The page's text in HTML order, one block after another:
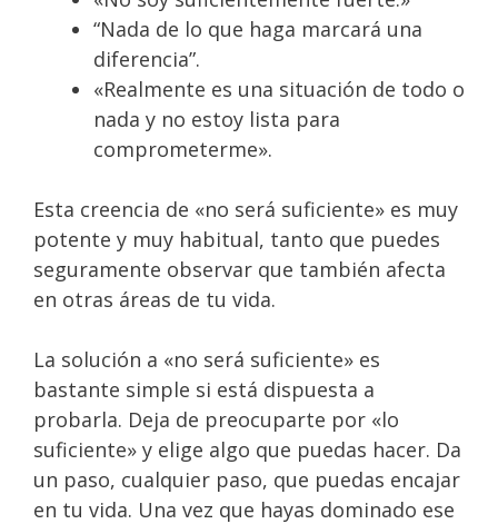
“Nada de lo que haga marcará una
diferencia”.
«Realmente es una situación de todo o
nada y no estoy lista para
comprometerme».
Esta creencia de «no será suficiente» es muy
potente y muy habitual, tanto que puedes
seguramente observar que también afecta
en otras áreas de tu vida.
La solución a «no será suficiente» es
bastante simple si está dispuesta a
probarla. Deja de preocuparte por «lo
suficiente» y elige algo que puedas hacer. Da
un paso, cualquier paso, que puedas encajar
en tu vida. Una vez que hayas dominado ese